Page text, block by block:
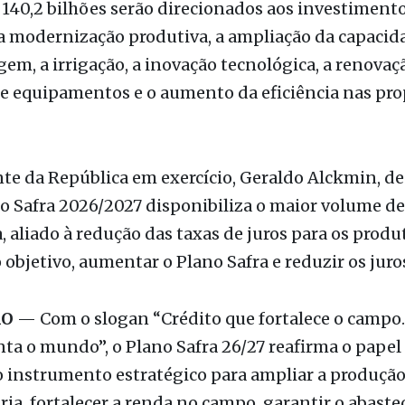
República em exercício
bilhões serão direcionados aos
modernização produtiva, a ampliação da
da República em exercício, Geraldo Alckmin,
Safra 2026/2027 disponibiliza o maior volume
objetivo, aumentar o Plano Safra e reduzir os
— Com o slogan “Crédito que fortalece o